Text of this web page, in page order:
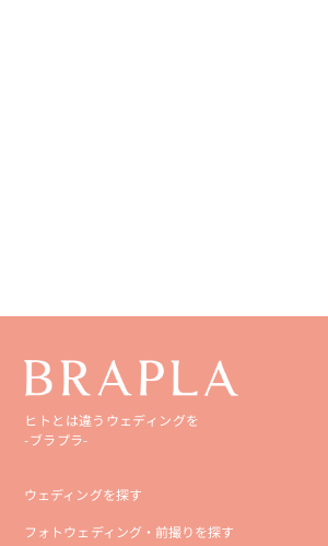
ヒトとは違うウェディングを
-ブラプラ-
ウェディングを探す
フォトウェディング・前撮りを探す